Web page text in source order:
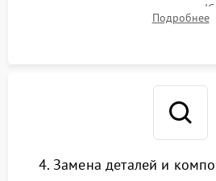
модуля, реле, диодных мостов и
индукции). Проверка кранов и газ-
Подробнее
4. Замена деталей и